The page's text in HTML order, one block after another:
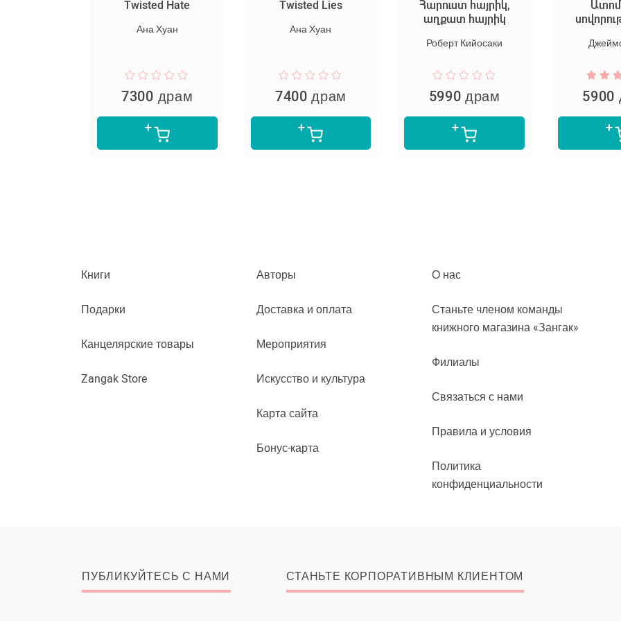
Twisted Hate
Ана Хуан
7300 драм
Twisted Lies
Ана Хуан
7400 драм
Հարուստ հայրիկ,
աղքատ հայրիկ
Роберт Кийосаки
5990 драм
Джеймс
5900
Книги
Подарки
Канцелярские товары
Zangak Store
Авторы
Доставка и оплата
Мероприятия
Искусство и культура
Карта сайта
Бонус-карта
О нас
Станьте членом команды
книжного магазина «Зангак»
Филиалы
Связаться с нами
Правила и условия
Политика
конфиденциальности
ПУБЛИКУЙТЕСЬ С НАМИ СТАНЬТЕ КОРПОРАТИВНЫМ КЛИЕНТОМ